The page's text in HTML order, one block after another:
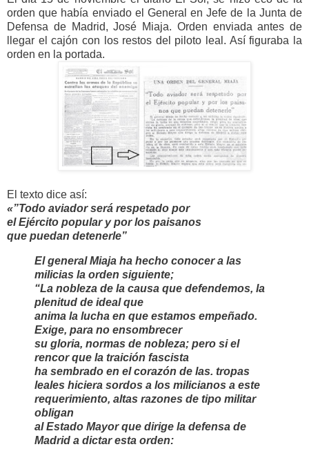
orden que había enviado el General en Jefe de la Junta de
Defensa de Madrid, José Miaja. Orden enviada antes de
llegar el cajón con los restos del piloto leal. Así figuraba la
orden en la portada.
El texto dice así:
«”Todo aviador será respetado por
el Ejército popular y por los paisanos
que puedan detenerle”
El general Miaja ha hecho conocer a las
milicias la orden siguiente;
“La nobleza de la causa que defendemos, la
plenitud de ideal que
anima la lucha en que estamos empeñado.
Exige, para no ensombrecer
su gloria, normas de nobleza; pero si el
rencor que la traición fascista
ha sembrado en el corazón de las. tropas
leales hiciera sordos a los milicianos a este
requerimiento, altas razones de tipo militar
obligan
al Estado Mayor que dirige la defensa de
Madrid a dictar esta orden: